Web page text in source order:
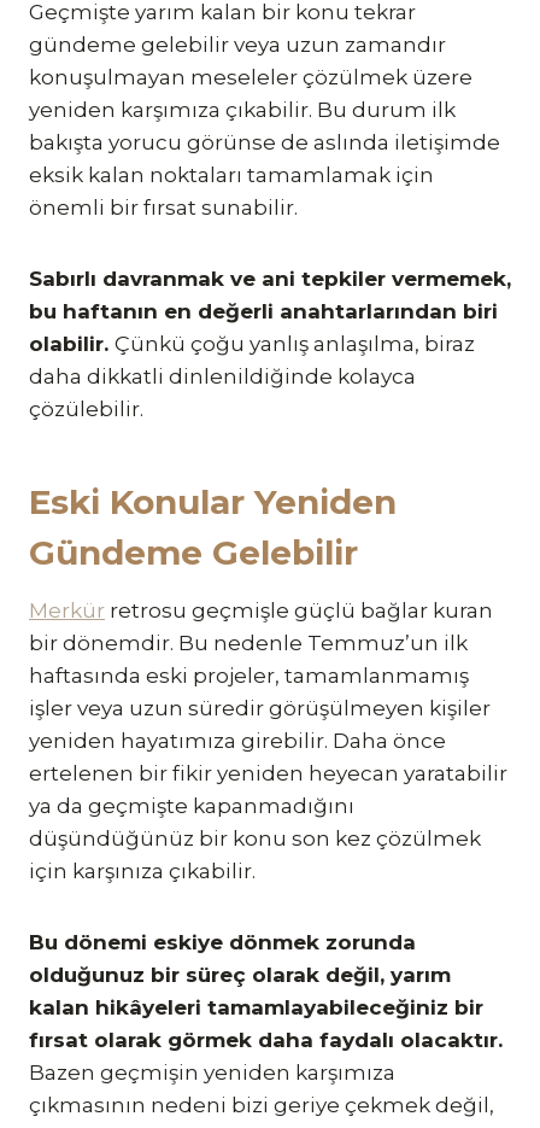
Geçmişte yarım kalan bir konu tekrar
gündeme gelebilir veya uzun zamandır
konuşulmayan meseleler çözülmek üzere
yeniden karşımıza çıkabilir. Bu durum ilk
bakışta yorucu görünse de aslında iletişimde
eksik kalan noktaları tamamlamak için
önemli bir fırsat sunabilir.
Sabırlı davranmak ve ani tepkiler vermemek,
bu haftanın en değerli anahtarlarından biri
olabilir. Çünkü çoğu yanlış anlaşılma, biraz
daha dikkatli dinlenildiğinde kolayca
çözülebilir.
Eski Konular Yeniden
Gündeme Gelebilir
Merkür retrosu geçmişle güçlü bağlar kuran
bir dönemdir. Bu nedenle Temmuz’un ilk
haftasında eski projeler, tamamlanmamış
işler veya uzun süredir görüşülmeyen kişiler
yeniden hayatımıza girebilir. Daha önce
ertelenen bir fikir yeniden heyecan yaratabilir
ya da geçmişte kapanmadığını
düşündüğünüz bir konu son kez çözülmek
için karşınıza çıkabilir.
Bu dönemi eskiye dönmek zorunda
olduğunuz bir süreç olarak değil, yarım
kalan hikâyeleri tamamlayabileceğiniz bir
fırsat olarak görmek daha faydalı olacaktır.
Bazen geçmişin yeniden karşımıza
çıkmasının nedeni bizi geriye çekmek değil,